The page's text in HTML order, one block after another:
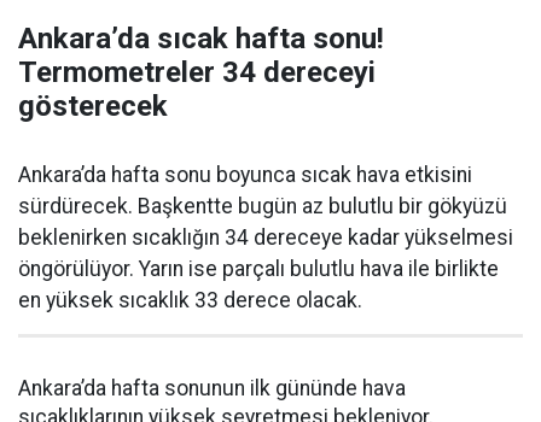
Ankara’da sıcak hafta sonu!
Termometreler 34 dereceyi
gösterecek
Ankara’da hafta sonu boyunca sıcak hava etkisini
sürdürecek. Başkentte bugün az bulutlu bir gökyüzü
beklenirken sıcaklığın 34 dereceye kadar yükselmesi
öngörülüyor. Yarın ise parçalı bulutlu hava ile birlikte
en yüksek sıcaklık 33 derece olacak.
Ankara’da hafta sonunun ilk gününde hava
sıcaklıklarının yüksek seyretmesi bekleniyor.